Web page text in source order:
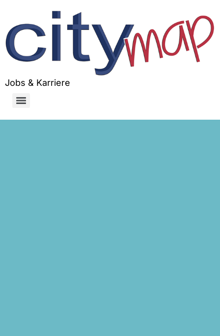
Jobs & Karriere